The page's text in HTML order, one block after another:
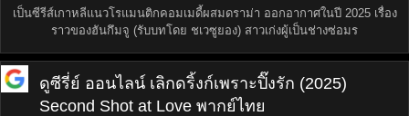
เป็นซีรีส์เกาหลีแนวโรแมนติกคอมเมดี้ผสมดราม่า ออกอากาศในปี 2025 เรื่อง
ราวของฮันกึมจู (รับบทโดย ชเวซูยอง) สาวเก่งผู้เป็นช่างซ่อมร
ดูซีรี่ย์ ออนไลน์ เลิกดริ้งก์เพราะปิ๊งรัก (2025)
Second Shot at Love พากย์ไทย